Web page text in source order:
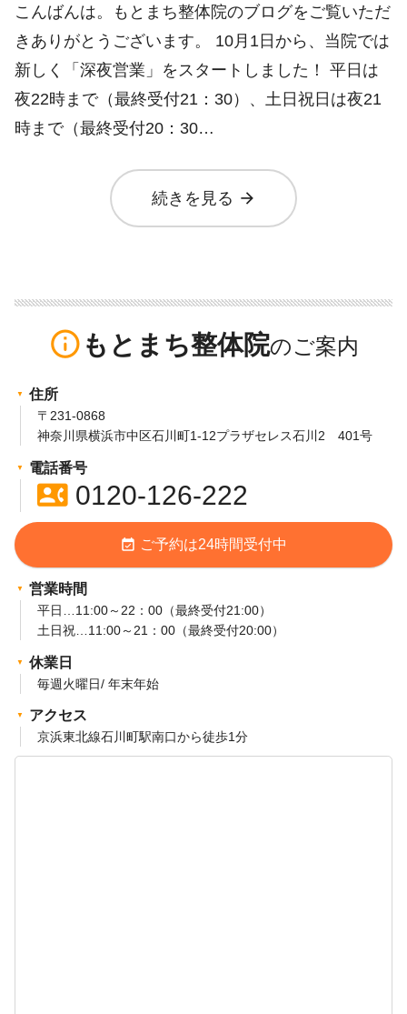
こんばんは。もとまち整体院のブログをご覧いただ
きありがとうございます。 10月1日から、当院では
新しく「深夜営業」をスタートしました！ 平日は
夜22時まで（最終受付21：30）、土日祝日は夜21
時まで（最終受付20：30…
続きを見る arrow_forward
info_outline もとまち整体院
住所
〒231-0868
神奈川県横浜市中区石川町1-12プラザセレス石川2 401号
電話番号
contact_phone0120-126-222
event_available ご予約は24時間受付中
営業時間
平日…11:00～22：00（最終受付21:00）
土日祝…11:00～21：00（最終受付20:00）
休業日
毎週火曜日/ 年末年始
アクセス
京浜東北線石川町駅南口から徒歩1分